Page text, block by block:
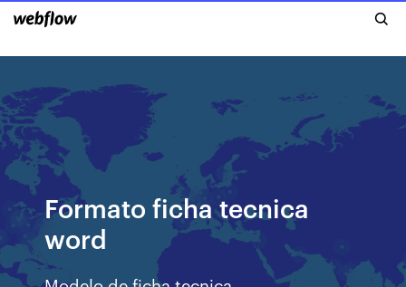
Formato ficha tecnica
word